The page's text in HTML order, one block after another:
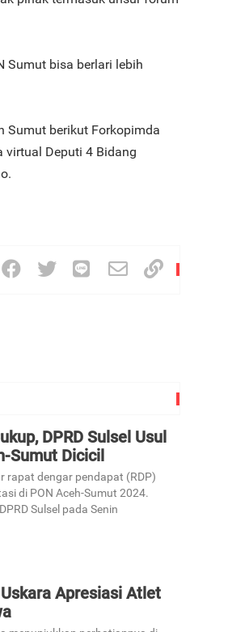
Sumut bisa berlari lebih
Sumut berikut Forkopimda
virtual Deputi 4 Bidang
DPRD Sulsel Usul
Sumut Dicicil
rapat dengar pendapat (RDP)
di PON Aceh-Sumut 2024.
Sulsel pada Senin
Apresiasi Atlet